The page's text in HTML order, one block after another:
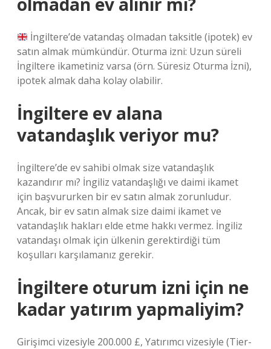
İngiltere’de vatandaş olmadan taksitle (ipotek) ev
satın almak mümkündür. Oturma izni: Uzun süreli
İngiltere ikametiniz varsa (örn. Süresiz Oturma İzni),
ipotek almak daha kolay olabilir.
İngiltere ev alana
vatandaşlık veriyor mu?
İngiltere’de ev sahibi olmak size vatandaşlık
kazandırır mı? İngiliz vatandaşlığı ve daimi ikamet
için başvururken bir ev satın almak zorunludur.
Ancak, bir ev satın almak size daimi ikamet ve
vatandaşlık hakları elde etme hakkı vermez. İngiliz
vatandaşı olmak için ülkenin gerektirdiği tüm
koşulları karşılamanız gerekir.
İngiltere oturum izni için ne
kadar yatırım yapmaliyim?
Girişimci vizesiyle 200.000 £, Yatırımcı vizesiyle (Tier-